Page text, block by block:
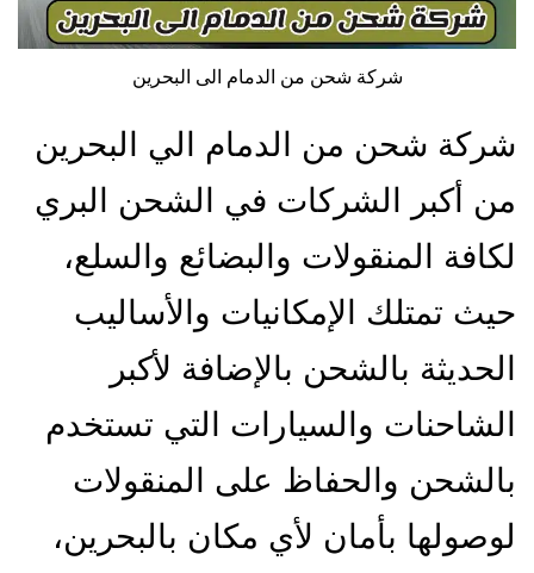
شركة شحن من الدمام الى البحرين
شركة شحن من الدمام الي البحرين
من أكبر الشركات في الشحن البري
لكافة المنقولات والبضائع والسلع،
حيث تمتلك الإمكانيات والأساليب
الحديثة بالشحن بالإضافة لأكبر
الشاحنات والسيارات التي تستخدم
بالشحن والحفاظ على المنقولات
لوصولها بأمان لأي مكان بالبحرين،